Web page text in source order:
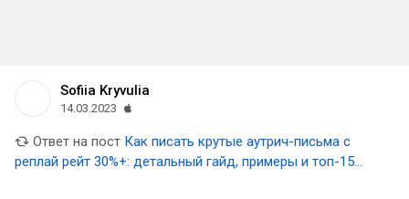
Sofiia Kryvulia
14.03.2023
Ответ на пост Как писать крутые аутрич-письма с
реплай рейт 30%+: детальный гайд, примеры и топ-15